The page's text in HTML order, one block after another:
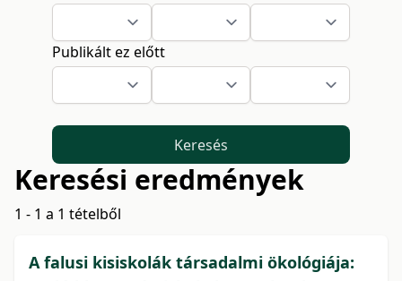
Publikált ez előtt
Keresés
Keresési eredmények
1 - 1 a 1 tételből
A falusi kisiskolák társadalmi ökológiája: